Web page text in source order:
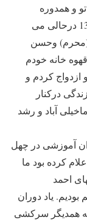
و همدوره
سربازی این نامه را درشب یلدای زمستان 1393 درحالی می
وحسن
خانه خودم
ازدواج کردم و
درکنار
آباد و رشد
آموزشی در چهل
کرده بود ما
احمد
یاد دوران
همدیگر سرکشی